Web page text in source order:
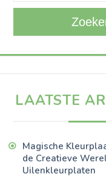
LAATSTE
Magische
de Creatieve
Uilenkleurplaten